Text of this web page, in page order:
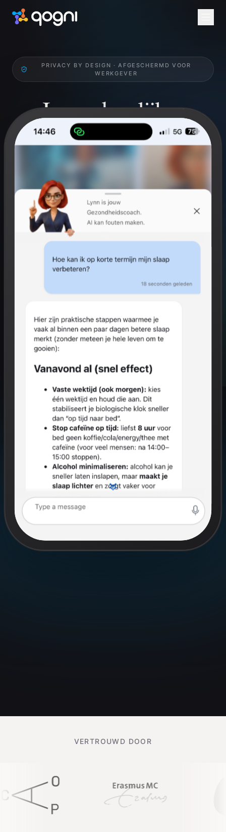
PRIVACY BY DESIGN · AFGESCHERMD VOOR
WERKGEVER
Jouw dagelijkse
Health Check.
Werk gericht aan je qognitieve en fysieke welzijn.
Breinperformance, mindfulness en challenges. Privé
voor jou, niet inzichtelijk voor werkgever.
Gratis voor ieder individu. Via werkgever altijd via arbodienst
Anneke.
Start gratis
AVG COMPLIANT
VERTROUWD DOOR